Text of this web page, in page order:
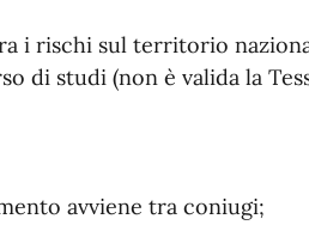
i rischi sul territorio
di studi (non è valida la
avviene tra coniugi;